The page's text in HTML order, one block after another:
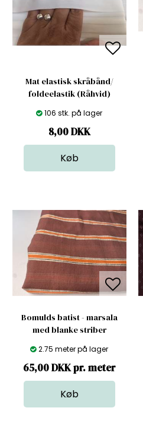
Mat elastisk skråbånd/
foldeelastik (Råhvid)
106 stk. på lager
8,00DKK
Bomulds batist - marsala
med blanke striber
2.75 meter på lager
65,00 DKK pr. meter